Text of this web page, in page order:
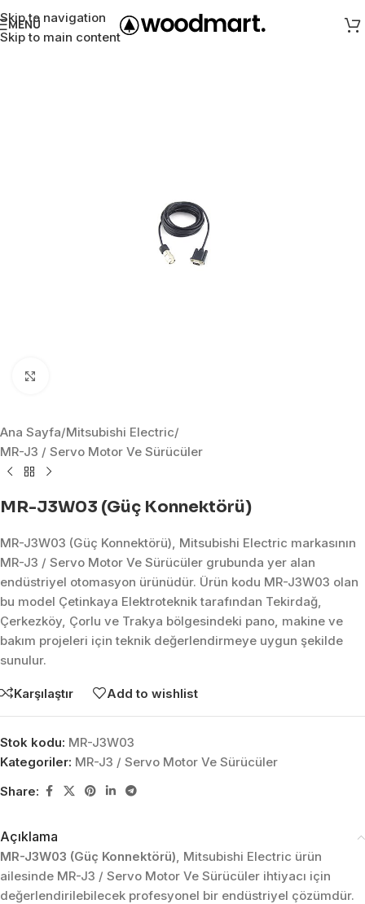
Skip to navigation
Skip to main content
MENÜ
Ana Sayfa/Mitsubishi Electric/
MR-J3 / Servo Motor Ve Sürücüler
MR-J3W03 (Güç Konnektörü)
MR-J3W03 (Güç Konnektörü), Mitsubishi Electric markasının
MR-J3 / Servo Motor Ve Sürücüler grubunda yer alan
endüstriyel otomasyon ürünüdür. Ürün kodu MR-J3W03 olan
bu model Çetinkaya Elektroteknik tarafından Tekirdağ,
Çerkezköy, Çorlu ve Trakya bölgesindeki pano, makine ve
bakım projeleri için teknik değerlendirmeye uygun şekilde
sunulur.
Karşılaştır Add to wishlist
Stok kodu: MR-J3W03
Kategoriler: MR-J3 / Servo Motor Ve Sürücüler
Share:
Açıklama
MR-J3W03 (Güç Konnektörü), Mitsubishi Electric ürün
ailesinde MR-J3 / Servo Motor Ve Sürücüler ihtiyacı için
değerlendirilebilecek profesyonel bir endüstriyel çözümdür.